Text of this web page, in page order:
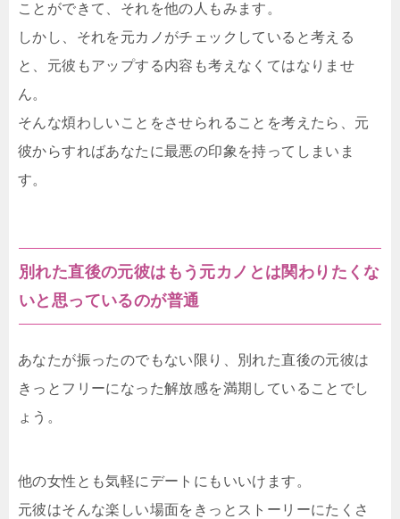
ことができて、それを他の人もみます。
しかし、それを元カノがチェックしていると考える
と、元彼もアップする内容も考えなくてはなりませ
ん。
そんな煩わしいことをさせられることを考えたら、元
彼からすればあなたに最悪の印象を持ってしまいま
す。
別れた直後の元彼はもう元カノとは関わりたくな
いと思っているのが普通
あなたが振ったのでもない限り、別れた直後の元彼は
きっとフリーになった解放感を満期していることでし
ょう。
他の女性とも気軽にデートにもいいけます。
元彼はそんな楽しい場面をきっとストーリーにたくさ